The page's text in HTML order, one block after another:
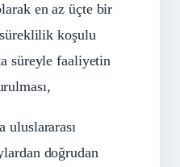
en az üçte bir
süreklilik koşulu
süreyle faaliyetin
uluslararası
doğrudan